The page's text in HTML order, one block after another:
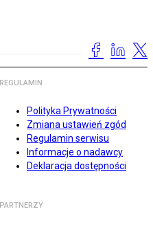
REGULAMIN
Polityka Prywatności
Zmiana ustawień zgód
Regulamin serwisu
Informacje o nadawcy
Deklaracja dostępności
PARTNERZY